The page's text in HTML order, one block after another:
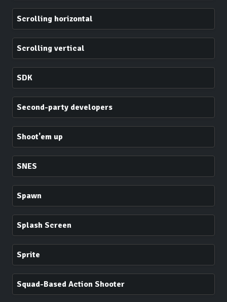
Scrolling horizontal
Scrolling vertical
SDK
Second-party developers
Shoot'em up
SNES
Spawn
Splash Screen
Sprite
Squad-Based Action Shooter